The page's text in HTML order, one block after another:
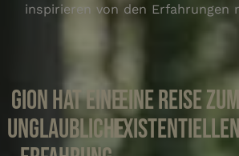
inspirieren von den Erfahrungen
Gion hat eine
unglaubliche
Eine Reise